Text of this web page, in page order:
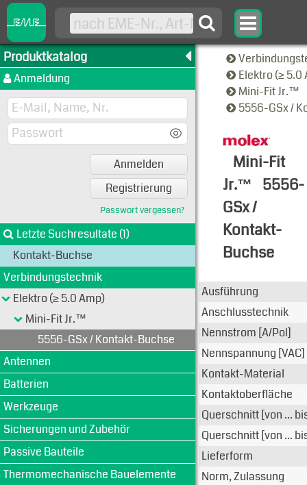
Produktkatalog
Anmeldung
Anmelden
Registrierung
Passwort vergessen?
Letzte Suchresultate (1)
Kontakt-Buchse
Verbindungstechnik
Elektro (≥ 5.0 Amp)
Mini-Fit Jr.™
5556-GSx / Kontakt-Buchse
Antennen
Batterien
Werkzeuge
Sicherungen und Zubehör
Passive Bauteile
Thermomechanische Bauelemente
Elektro (≥ 5.0
Mini-Fit Jr.™
5556-GSx /
Mini-Fit
Jr.™ 5556-
GSx /
Kontakt-
Buchse
Typen-
Ausführung
Anschlusstechnik
Nennstrom [A/Pol]
Nennspannung [VAC]
Kontakt-Material
Kontaktoberfläche
Querschnitt [von ...
Querschnitt [von ...
Lieferform
Norm, Zulassung